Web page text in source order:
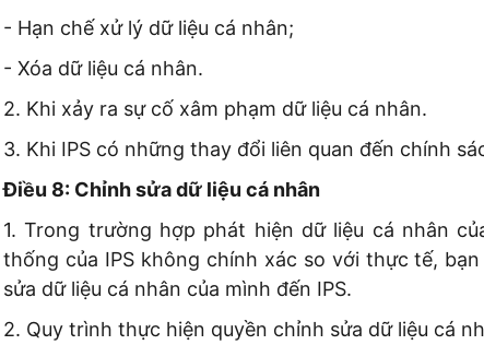
- Hạn chế xử lý dữ liệu cá nhân;
- Xóa dữ liệu cá nhân.
2. Khi xảy ra sự cố xâm phạm dữ liệu cá nhân.
3. Khi IPS có những thay đổi liên quan đến chính
Điều 8: Chỉnh sửa dữ liệu cá nhân
1. Trong trường hợp phát hiện dữ liệu cá nhân
thống của IPS không chính xác so với thực tế,
sửa dữ liệu cá nhân của mình đến IPS.
2. Quy trình thực hiện quyền chỉnh sửa dữ liệu cá